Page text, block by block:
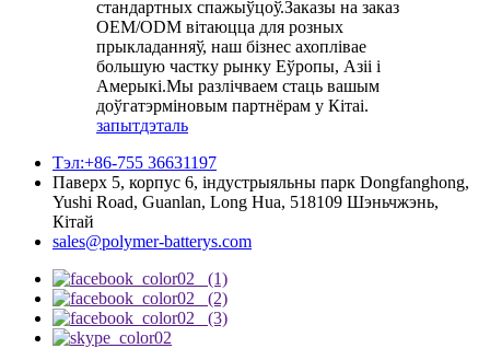
стандартных спажыўцоў.Заказы на заказ
OEM/ODM вітаюцца для розных
прыкладанняў, наш бізнес ахоплівае
большую частку рынку Еўропы, Азіі і
Амерыкі.Мы разлічваем стаць вашым
доўгатэрміновым партнёрам у Кітаі.
запытдэталь
Тэл:+86-755 36631197
Паверх 5, корпус 6, індустрыяльны парк Dongfanghong,
Yushi Road, Guanlan, Long Hua, 518109 Шэньчжэнь,
Кітай
sales@polymer-batterys.com